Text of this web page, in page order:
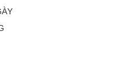
quý khách là hàng mới
đai nguyên kiện.